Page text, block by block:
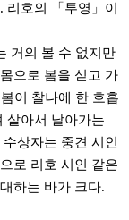
. 리호의 「 투영 」 이
거의 볼 수 없지만
으로 봄을 싣고 가
이 찰나에 한 호흡
살아서 날아가는
상자는 중견 시인
로 리호 시인 같은
하는 바가 크다.